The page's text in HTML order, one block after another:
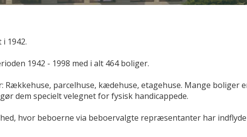
1942.
1942 - 1998 med i alt 464 boliger.
Rækkehuse, parcelhuse, kædehuse, etagehuse. Mange boliger
dem specielt velegnet for fysisk handicappede.
hvor beboerne via beboervalgte repræsentanter har